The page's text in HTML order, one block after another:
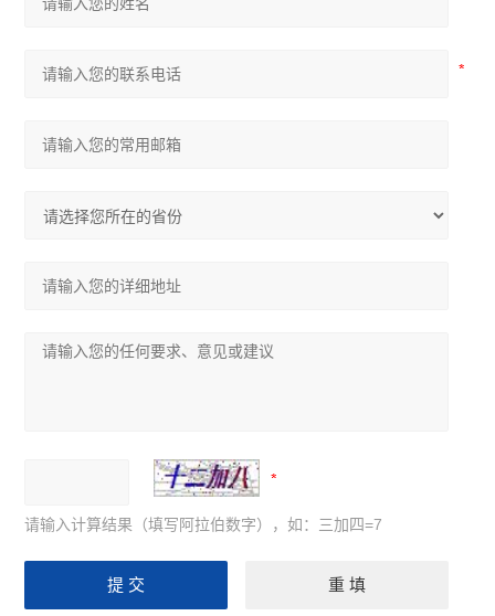
请输入计算结果（填写阿拉伯数字），如：三加四=7